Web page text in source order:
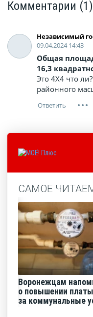
Комментарии (1)
09.04.2024 14:43
Общая
16,3
Это 4Х4 что
районного
САМОЕ
Воронежцам
о повышении платы
за коммунальные